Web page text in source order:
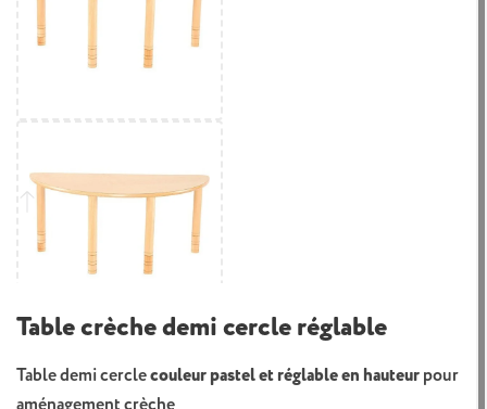
Table crèche demi cercle réglable
Table demi cerclecouleur pastel et réglable en hauteur pour
aménagement crèche